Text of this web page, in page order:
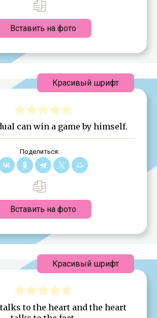
Вставить на фото
can win a game by himself.
Поделиться:
Вставить на фото
Красивый шрифт
to the heart and the heart
Красивый шрифт